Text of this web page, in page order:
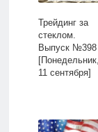
Трейдинг за
стеклом.
Выпуск №398
[Понедельник,
11 сентября]